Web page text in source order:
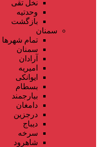
نخل تقی
وحدتیه
بازگشت
سمنان
تمام شهر‌ها
سمنان
آرادان
امیریه
ایوانکی
بسطام
بیارجمند
دامغان
درجزین
دیباج
سرخه
شاهرود